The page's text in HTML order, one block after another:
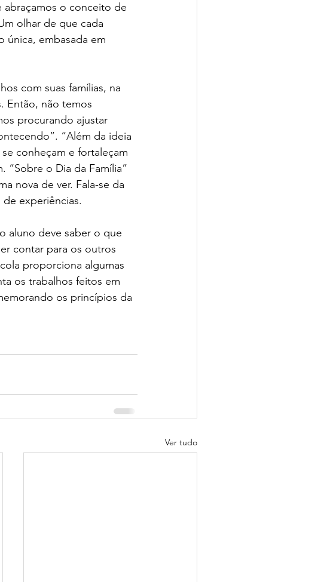
abraçamos o conceito de
olhar de que cada
única, embasada em
com suas famílias, na
Então, não temos
procurando ajustar
“Além da ideia
conheçam e fortaleçam
“Sobre o Dia da Família”
nova de ver. Fala-se da
experiências.
aluno deve saber o que
contar para os outros
proporciona algumas
os trabalhos feitos em
os princípios da
Ver tudo